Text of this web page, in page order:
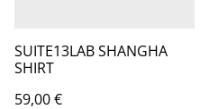
SUITE13LAB SHANGHA
SHIRT
59,00 €